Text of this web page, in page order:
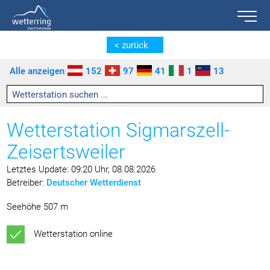
Zum Inhalt springen [AK + 0]
Zum linken senkrechten Seitenmenü springen [AK + 1]
Zum rechten senkrechten Seitenmenü springen [AK + 2]
Zu den Inhalten im Fußbereich springen [AK + 3]
Toggle
< zurück
Alle anzeigen 152 97 41 1 13
Wetterstation Sigmarszell-
Zeisertsweiler
Letztes Update: 09:20 Uhr, 08.08.2026
Betreiber: Deutscher Wetterdienst
Seehöhe 507 m
Wetterstation online